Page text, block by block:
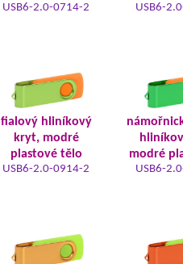
USB6-2.0-0714-2 USB6-
fialový hliníkový
kryt, modré
plastové tělo
USB6-2.0-0914-2
modré
USB6-